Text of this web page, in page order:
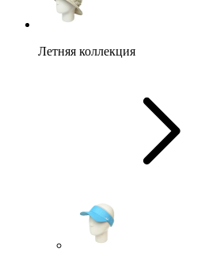
Летняя коллекция